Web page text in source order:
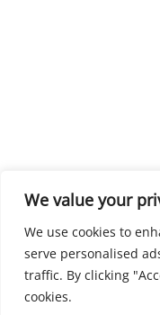
We value your
We use cookies to
serve personalised
traffic. By clicking
cookies.